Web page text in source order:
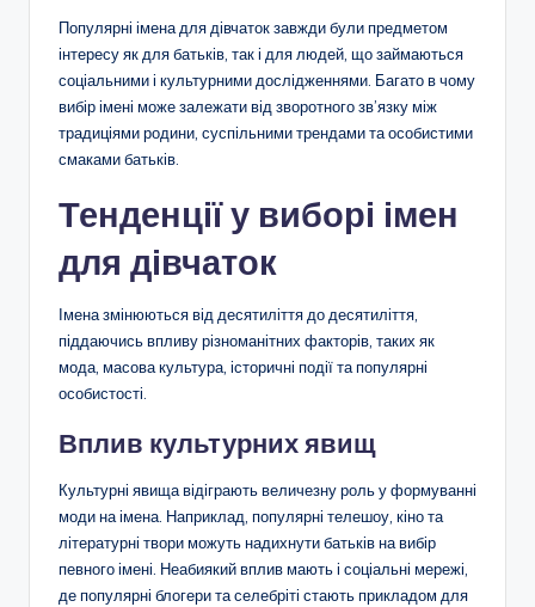
Популярні імена для дівчаток завжди були предметом
інтересу як для батьків, так і для людей, що займаються
соціальними і культурними дослідженнями. Багато в чому
вибір імені може залежати від зворотного зв’язку між
традиціями родини, суспільними трендами та особистими
смаками батьків.
Тенденції у виборі імен
для дівчаток
Імена змінюються від десятиліття до десятиліття,
піддаючись впливу різноманітних факторів, таких як
мода, масова культура, історичні події та популярні
особистості.
Вплив культурних явищ
Культурні явища відіграють величезну роль у формуванні
моди на імена. Наприклад, популярні телешоу, кіно та
літературні твори можуть надихнути батьків на вибір
певного імені. Неабиякий вплив мають і соціальні мережі,
де популярні блогери та селебріті стають прикладом для